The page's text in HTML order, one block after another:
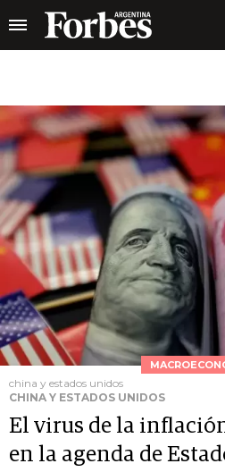
china y estados unidos
CHINA Y ESTADOS UNIDOS
El virus de la
en la agenda de